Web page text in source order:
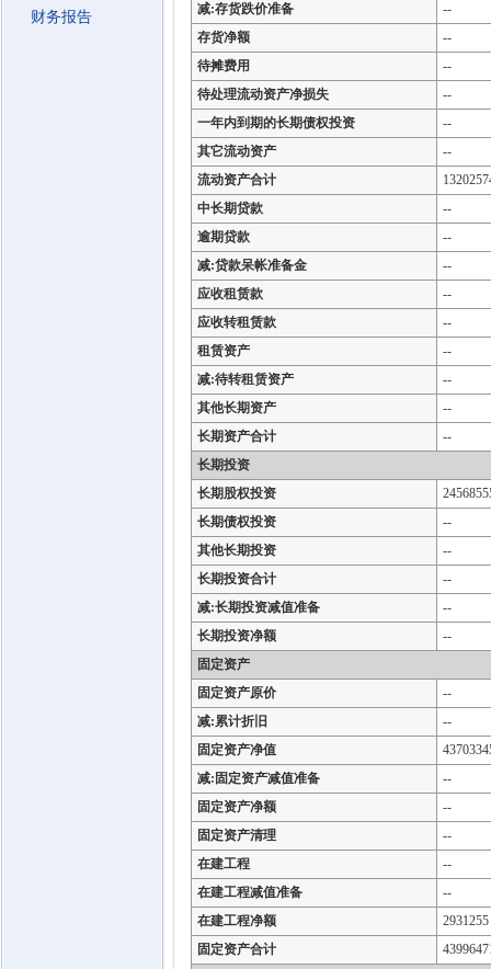
财务报告
减:存货跌价准备
--
存货净额
--
待摊费用
--
待处理流动资产净损失
--
一年内到期的长期债权投资
--
其它流动资产
--
流动资产合计
中长期贷款
--
逾期贷款
--
减:贷款呆帐准备金
--
应收租赁款
--
应收转租赁款
--
租赁资产
--
减:待转租赁资产
--
其他长期资产
--
长期资产合计
--
长期投资
长期股权投资
长期债权投资
--
其他长期投资
--
长期投资合计
--
减:长期投资减值准备
--
长期投资净额
--
固定资产
固定资产原价
--
减:累计折旧
--
固定资产净值
减:固定资产减值准备
--
固定资产净额
--
固定资产清理
--
在建工程
--
在建工程减值准备
--
在建工程净额
2931255
固定资产合计